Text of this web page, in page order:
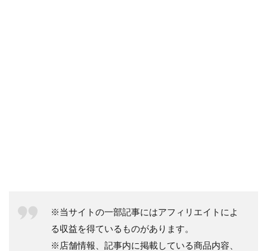
※当サイトの一部記事にはアフィリエイトによ
る収益を得ているものがあります。
※店舗情報、記事内に掲載している商品内容、